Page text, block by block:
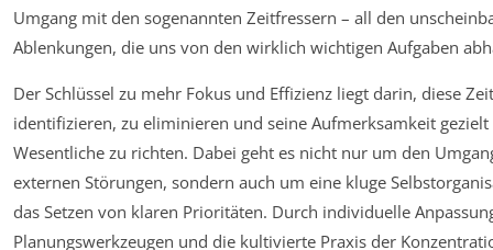
Umgang mit den sogenannten Zeitfressern – all den
Ablenkungen, die uns von den wirklich wichtigen Aufgaben
Der Schlüssel zu mehr Fokus und Effizienz liegt darin, diese
identifizieren, zu eliminieren und seine Aufmerksamkeit gezielt
Wesentliche zu richten. Dabei geht es nicht nur um den
externen Störungen, sondern auch um eine kluge
das Setzen von klaren Prioritäten. Durch individuelle
Planungswerkzeugen und die kultivierte Praxis der